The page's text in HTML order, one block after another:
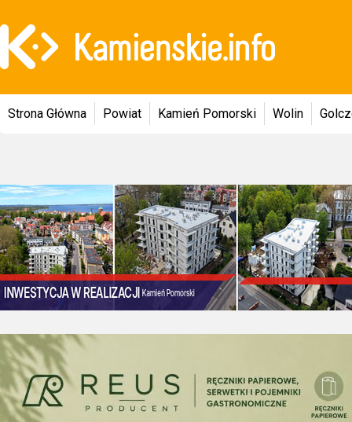
Strona Główna Powiat Kamień Pomorski Wolin